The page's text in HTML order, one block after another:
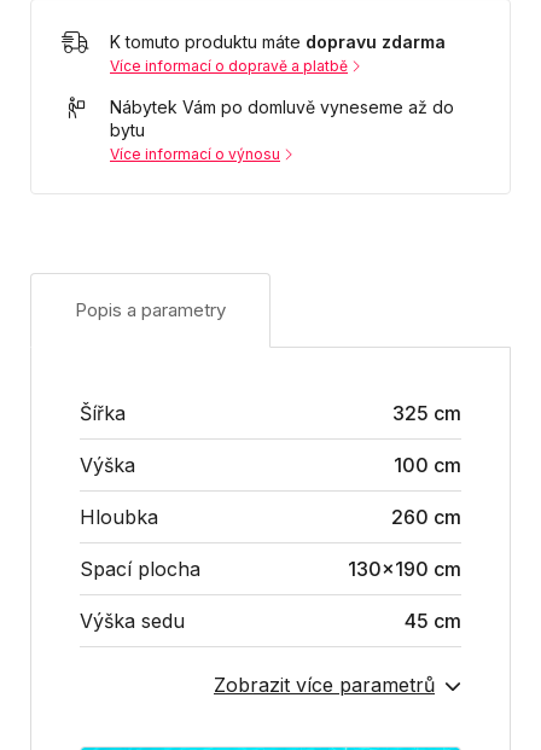
K tomuto produktu máte dopravu zdarma
Více informací o dopravě a platbě
Nábytek Vám po domluvě vyneseme až do
bytu
Více informací o výnosu
Popis a parametry
Šířka 325 cm
Výška 100 cm
Hloubka 260 cm
Spací plocha 130x190 cm
Výška sedu 45 cm
Zobrazit více parametrů